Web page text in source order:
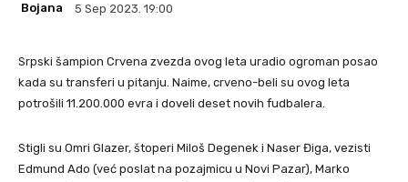
Bojana 5 Sep 2023. 19:00
Srpski šampion Crvena zvezda ovog leta uradio ogroman posao
kada su transferi u pitanju. Naime, crveno-beli su ovog leta
potrošili 11.200.000 evra i doveli deset novih fudbalera.
Stigli su Omri Glazer, štoperi Miloš Degenek i Naser Điga, vezisti
Edmund Ado (već poslat na pozajmicu u Novi Pazar), Marko